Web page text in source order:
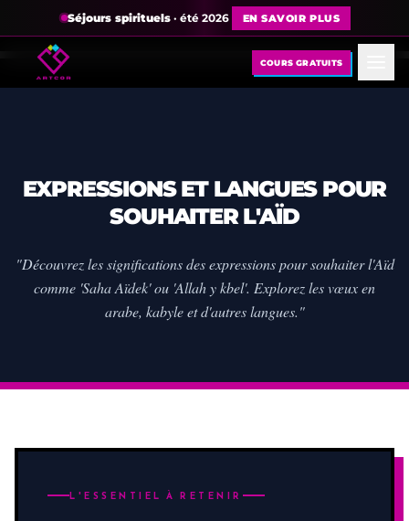
Séjours spirituels· été 2026 EN SAVOIR PLUS
COURS GRATUITS
EXPRESSIONS ET LANGUES POUR
SOUHAITER L'AÏD
"Découvrez les significations des expressions pour souhaiter l'Aïd
comme 'Saha Aïdek' ou 'Allah y kbel'. Explorez les vœux en
arabe, kabyle et d'autres langues."
L'ESSENTIEL À RETENIR